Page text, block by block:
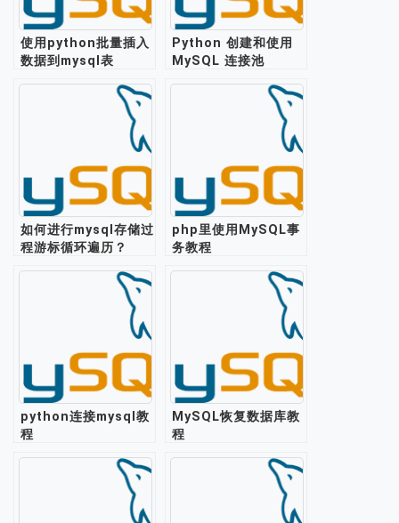
使用python批量插入
数据到mysql表
Python 创建和使用
MySQL 连接池
如何进行mysql存储过
程游标循环遍历？
php里使用MySQL事
务教程
python连接mysql教
程
MySQL恢复数据库教
程